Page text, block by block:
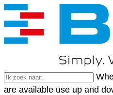
are available use up and